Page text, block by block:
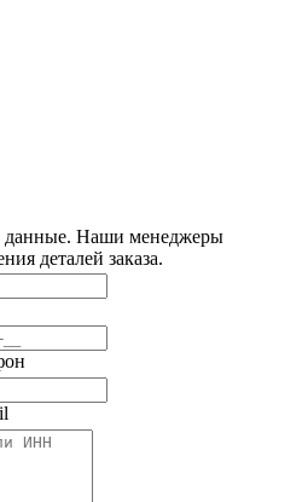
данные. Наши менеджеры
деталей заказа.